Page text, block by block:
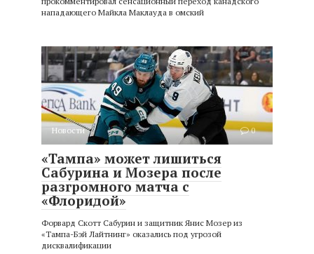
нападающего Майкла Маклауда в омский
Новости 0
«Тампа» может лишиться
Сабурина и Мозера после
разгромного матча с
«Флоридой»
Форвард Скотт Сабурин и защитник Янис Мозер из
«Тампа-Бэй Лайтнинг» оказались под угрозой
дисквалификации